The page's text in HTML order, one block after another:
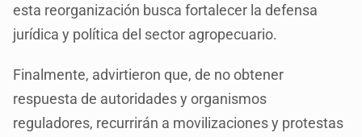
esta reorganización busca fortalecer la defensa
jurídica y política del sector agropecuario.
Finalmente, advirtieron que, de no obtener
respuesta de autoridades y organismos
reguladores, recurrirán a movilizaciones y protestas